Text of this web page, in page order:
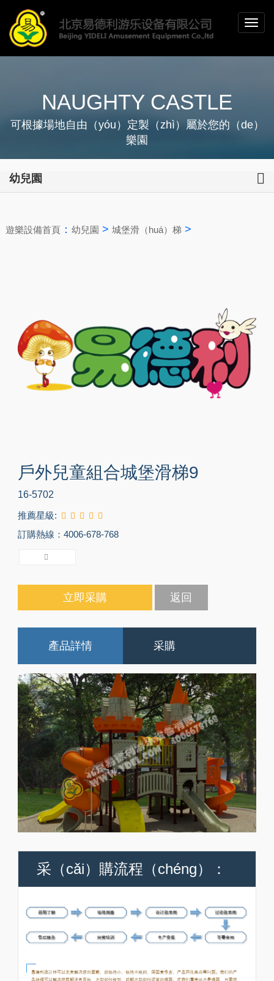
NAUGHTY CASTLE
可根據場地自由（yóu）定製（zhì）屬於您的（de）
樂園
幼兒園
遊樂設備首頁： 幼兒園 > 城堡滑（huá）梯>
戶外兒童組合城堡滑梯9
16-5702
推薦星級:
訂購熱線：4006-678-768
立即采購 返回
產品詳情 采購
采（cǎi）購流程（chéng）：